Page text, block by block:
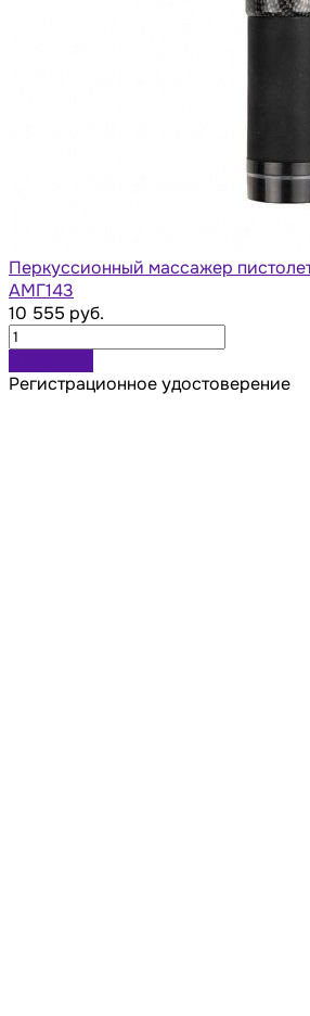
Перкуcсионный массажер
АМГ143
10 555 руб.
Регистрационное удостоверение